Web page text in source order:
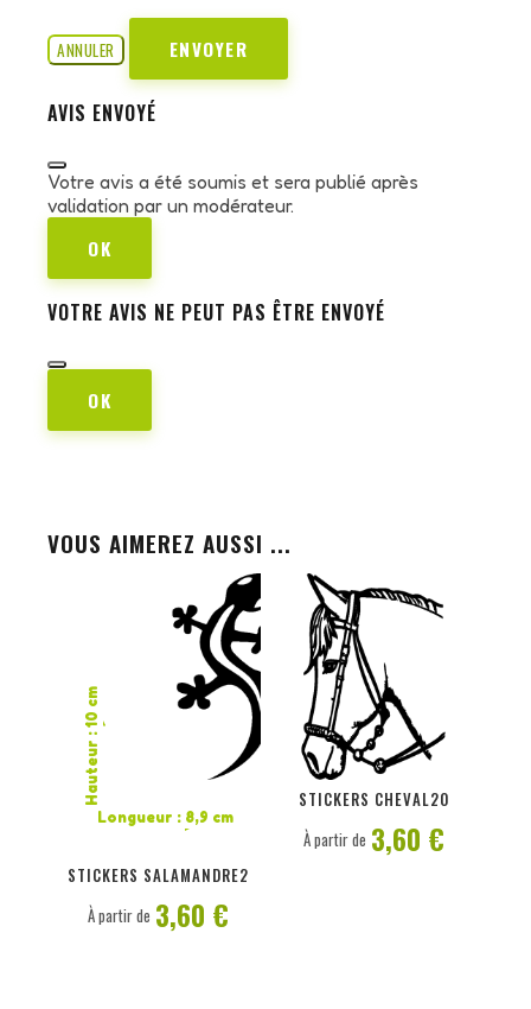
ANNULER ENVOYER
AVIS ENVOYÉ
Votre avis a été soumis et sera publié après
validation par un modérateur.
OK
VOTRE AVIS NE PEUT PAS ÊTRE ENVOYÉ
OK
VOUS AIMEREZ AUSSI ...
Hauteur : 10 cm
Longueur : 8,9 cm
STICKERS SALAMANDRE2
PERSONNALISER
À partir de 3,60 €
STICKERS CHEVAL20
PERSONNALISER
À partir de 3,60 €